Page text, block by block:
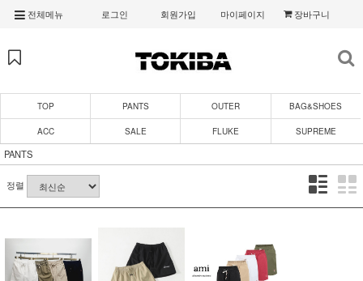
전체메뉴 로그인 회원가입 마이페이지 장바구니
TOP PANTS OUTER BAG&SHOES
ACC SALE FLUKE SUPREME
PANTS
정렬